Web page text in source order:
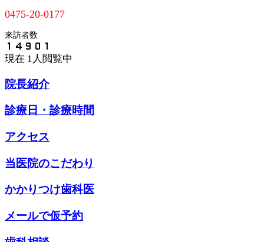
0475-20-0177
来訪者数
現在 1人閲覧中
院長紹介
診療日・診療時間
アクセス
当医院のこだわり
かかりつけ歯科医
メールで仮予約